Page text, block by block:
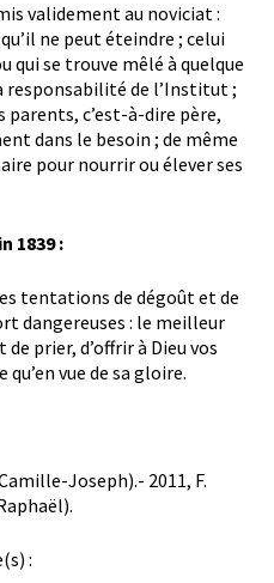
validement au noviciat :
ne peut éteindre ; celui
qui se trouve mêlé à quelque
responsabilité de l’Institut ;
c’est-à-dire père,
dans le besoin ; de même
pour nourrir ou élever ses
1839 :
tentations de dégoût et de
dangereuses : le meilleur
prier, d’offrir à Dieu vos
vue de sa gloire.
Joseph).- 2011, F.
: